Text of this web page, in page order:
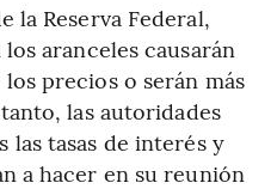
la Reserva Federal,
aranceles causarán
precios o serán más
las autoridades
las tasas de interés y
a hacer en su reunión